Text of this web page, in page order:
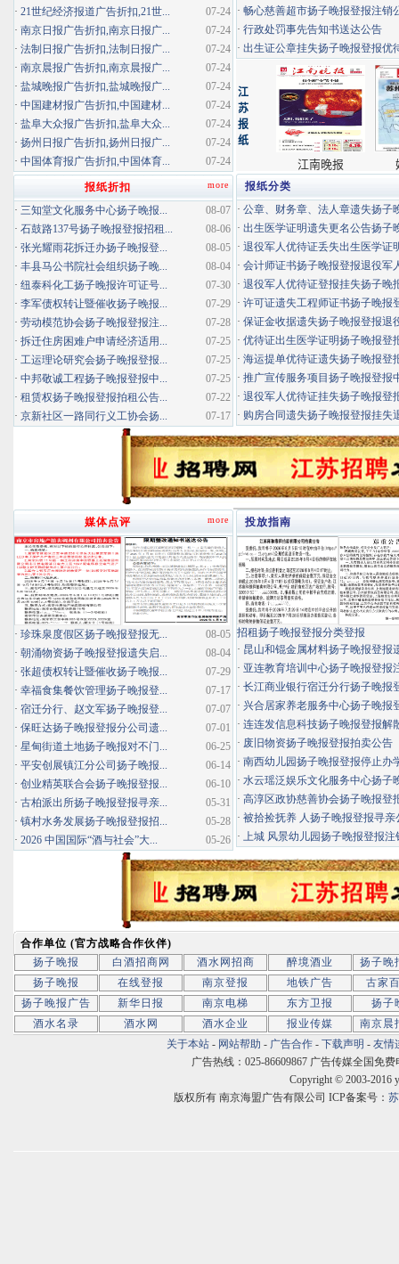
· 畅心慈善超市扬子晚报登报注销
· 行政处罚事先告知书送达公告
· 出生证公章挂失扬子晚报登报优
报纸分类
· 公章、财务章、法人章遗失扬子
· 出生医学证明遗失更名公告扬子
· 退役军人优待证丢失出生医学证
· 会计师证书扬子晚报登报退役军
· 退役军人优待证登报挂失扬子晚
· 许可证遗失工程师证书扬子晚报
· 保证金收据遗失扬子晚报登报退
· 优待证出生医学证明扬子晚报登
· 海运提单优待证遗失扬子晚报登
· 推广宣传服务项目扬子晚报登报
· 退役军人优待证挂失扬子晚报登
· 购房合同遗失扬子晚报登报挂失
07-24
· 21世纪经济报道广告折扣,21世...
07-24
· 南京日报广告折扣,南京日报广...
07-24
· 法制日报广告折扣,法制日报广...
07-24
· 南京晨报广告折扣,南京晨报广...
07-24
· 盐城晚报广告折扣,盐城晚报广...
07-24
· 中国建材报广告折扣,中国建材...
07-24
· 盐阜大众报广告折扣,盐阜大众...
07-24
· 扬州日报广告折扣,扬州日报广...
07-24
· 中国体育报广告折扣,中国体育...
more
报纸折扣
08-07
· 三知堂文化服务中心扬子晚报...
08-06
· 石鼓路137号扬子晚报登报招租...
08-05
· 张光耀雨花拆迁办扬子晚报登...
08-04
· 丰县马公书院社会组织扬子晚...
07-30
· 纽泰科化工扬子晚报许可证号...
07-29
· 李军债权转让暨催收扬子晚报...
07-28
· 劳动模范协会扬子晚报登报注...
07-25
· 拆迁住房困难户申请经济适用...
07-25
· 工运理论研究会扬子晚报登报...
07-25
· 中邦敬诚工程扬子晚报登报中...
07-22
· 租赁权扬子晚报登报拍租公告...
07-17
· 京新社区一路同行义工协会扬...
投放指南
招租扬子晚报登报分类登报
· 昆山和锟金属材料扬子晚报登报
· 亚连教育培训中心扬子晚报登报
· 长江商业银行宿迁分行扬子晚报
· 兴合居家养老服务中心扬子晚报
· 连连发信息科技扬子晚报登报解
· 废旧物资扬子晚报登报拍卖公告
· 南西幼儿园扬子晚报登报停止办
· 水云瑶泛娱乐文化服务中心扬子
· 高淳区政协慈善协会扬子晚报登
· 被拾捡抚养 人扬子晚报登报寻亲
· 上城 风景幼儿园扬子晚报登报注
more
媒体点评
08-05
· 珍珠泉度假区扬子晚报登报无...
08-04
· 朝涌物资扬子晚报登报遗失启...
07-29
· 张超债权转让暨催收扬子晚报...
07-17
· 幸福食集餐饮管理扬子晚报登...
07-07
· 宿迁分行、赵文军扬子晚报登...
07-01
· 保旺达扬子晚报登报分公司遗...
06-25
· 星甸街道土地扬子晚报对不门...
06-14
· 平安创展镇江分公司扬子晚报...
06-10
· 创业精英联合会扬子晚报登报...
05-31
· 古柏派出所扬子晚报登报寻亲...
05-28
· 镇村水务发展扬子晚报登报招...
05-26
· 2026 中国国际“酒与社会”大...
合作单位 (官方战略合作伙伴)
扬子晚报
白酒招商网 酒水网招商 醉境酒业
扬子晚
扬子晚报
在线登报 南京登报 地铁广告
古家
扬子晚报广告
新华日报 南京电梯 东方卫报
扬子
酒水名录
酒水网 酒水企业 报业传媒
南京晨
关于本站 - 网站帮助 - 广告合作 - 下载声明 - 友情
广告热线：025-86609867 广告传媒全国免费
Copyright © 2003-2016
版权所有 南京海盟广告有限公司 ICP备案号：